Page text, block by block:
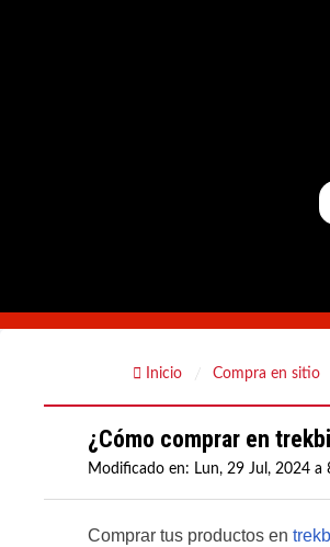
Inicio Compra en sitio
¿Cómo comprar en
Modificado en: Lun, 29 Jul, 2024 a
Comprar tus productos en